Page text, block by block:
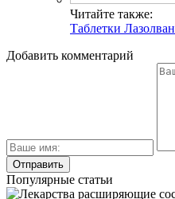
Читайте также:
Таблетки
Добавить комментарий
Популярные статьи